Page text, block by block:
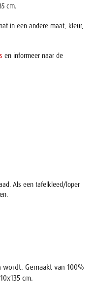
cm.
in een andere maat, kleur,
en informeer naar de
Als een tafelkleed/loper
Gemaakt van 100%
cm.